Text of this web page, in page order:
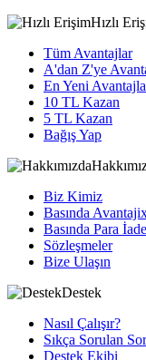
Hızlı
Tüm Avantajlar
A'dan Z'ye
En Yeni
10 TL Kazan
5 TL Kazan
Bağış Yap
Biz Kimiz
Basında
Basında Para
Sözleşmeler
Bize Ulaşın
Destek
Nasıl Çalışır?
Sıkça Sorulan
Destek Ekibi